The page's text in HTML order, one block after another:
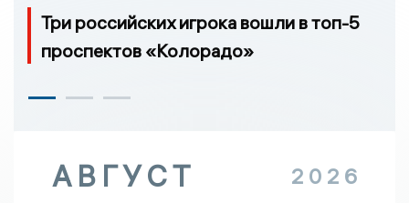
Три российских игрока вошли в топ-5
проспектов «Колорадо»
АВГУСТ 2026